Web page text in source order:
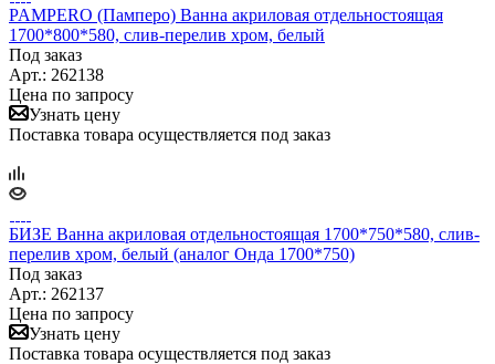
PAMPERO (Памперо) Ванна акриловая отдельностоящая
1700*800*580, слив-перелив хром, белый
Под заказ
Арт.: 262138
Цена по запросу
Узнать цену
Поставка товара осуществляется под заказ
БИЗЕ Ванна акриловая отдельностоящая 1700*750*580, слив-
перелив хром, белый (аналог Онда 1700*750)
Под заказ
Арт.: 262137
Цена по запросу
Узнать цену
Поставка товара осуществляется под заказ